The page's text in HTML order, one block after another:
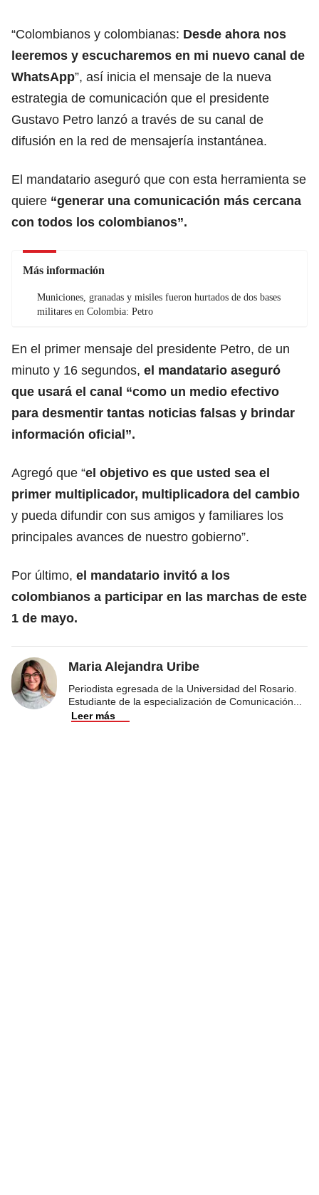
“Colombianos y colombianas: Desde ahora nos
leeremos y escucharemos en mi nuevo canal de
WhatsApp”, así inicia el mensaje de la nueva
estrategia de comunicación que el presidente
Gustavo Petro lanzó a través de su canal de
difusión en la red de mensajería instantánea.
El mandatario aseguró que con esta herramienta se
quiere “generar una comunicación más cercana
con todos los colombianos”.
Más información
Municiones, granadas y misiles fueron hurtados de dos bases
militares en Colombia: Petro
En el primer mensaje del presidente Petro, de un
minuto y 16 segundos, el mandatario aseguró
que usará el canal “como un medio efectivo
para desmentir tantas noticias falsas y brindar
información oficial”.
Agregó que “el objetivo es que usted sea el
primer multiplicador, multiplicadora del cambio
y pueda difundir con sus amigos y familiares los
principales avances de nuestro gobierno”.
Por último, el mandatario invitó a los
colombianos a participar en las marchas de este
1 de mayo.
Maria Alejandra Uribe
Periodista egresada de la Universidad del Rosario.
Estudiante de la especialización de Comunicación
Leer más